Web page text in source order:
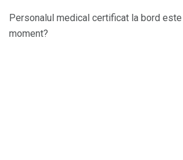
Personalul medical certificat la bord
moment?